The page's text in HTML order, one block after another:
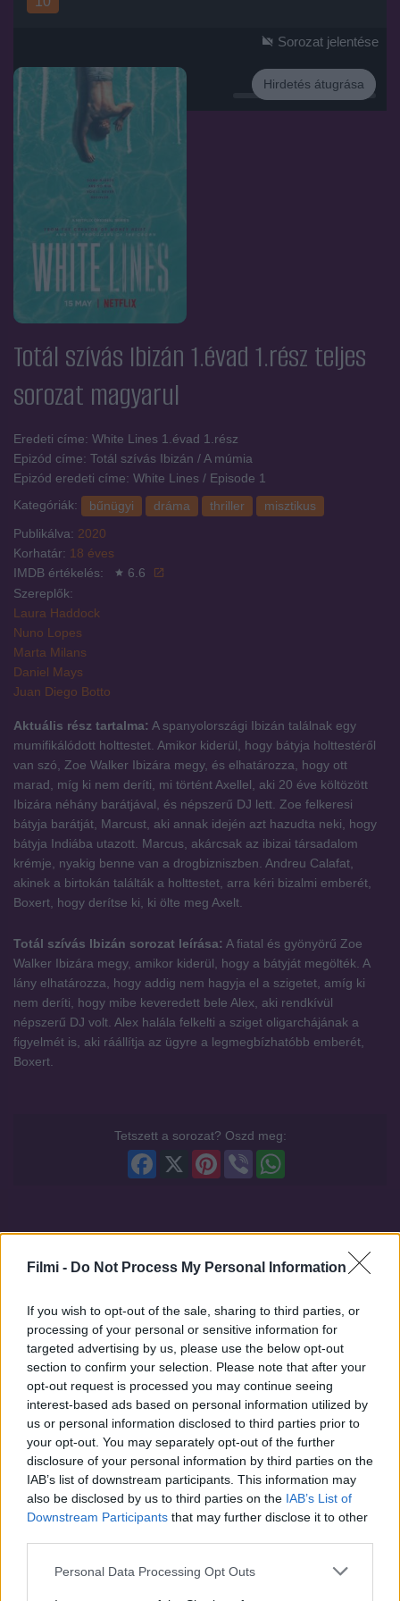
Filmi - Do Not Process My Personal Information
If you wish to opt-out of the sale, sharing to third parties, or
processing of your personal or sensitive information for
targeted advertising by us, please use the below opt-out
section to confirm your selection. Please note that after your
opt-out request is processed you may continue seeing
interest-based ads based on personal information utilized by
us or personal information disclosed to third parties prior to
your opt-out. You may separately opt-out of the further
disclosure of your personal information by third parties on the
IAB’s list of downstream participants. This information may
also be disclosed by us to third parties on the IAB’s List of
Downstream Participants that may further disclose it to other
Personal Data Processing Opt Outs
Hirdetés átugrása
Sorozat jelentése
Totál szívás Ibizán 1.évad 1.rész teljes
sorozat magyarul
Eredeti címe: White Lines 1.évad 1.rész
Epizód címe: Totál szívás Ibizán / A múmia
Epizód eredeti címe: White Lines / Episode 1
Kategóriák:
bűnügyi dráma thriller
misztikus
Publikálva: 2020
Korhatár: 18 éves
IMDB értékelés:
6.6
Szereplők:
Laura Haddock
Nuno Lopes
Marta Milans
Daniel Mays
Juan Diego Botto
Aktuális rész tartalma: A spanyolországi Ibizán találnak egy
mumifikálódott holttestet. Amikor kiderül, hogy bátyja holttestéről
van szó, Zoe Walker Ibizára megy, és elhatározza, hogy ott
marad, míg ki nem deríti, mi történt Axellel, aki 20 éve költözött
Ibizára néhány barátjával, és népszerű DJ lett. Zoe felkeresi
bátyja barátját, Marcust, aki annak idején azt hazudta neki, hogy
bátyja Indiába utazott. Marcus, akárcsak az ibizai társadalom
krémje, nyakig benne van a drogbizniszben. Andreu Calafat,
akinek a birtokán találták a holttestet, arra kéri bizalmi emberét,
Boxert, hogy derítse ki, ki ölte meg Axelt.
Totál szívás Ibizán sorozat leírása: A fiatal és gyönyörű Zoe
Walker Ibizára megy, amikor kiderül, hogy a bátyját megölték. A
lány elhatározza, hogy addig nem hagyja el a szigetet, amíg ki
nem deríti, hogy mibe keveredett bele Alex, aki rendkívül
népszerű DJ volt. Alex halála felkelti a sziget oligarchájának a
figyelmét is, aki ráállítja az ügyre a legmegbízhatóbb emberét,
Boxert.
Tetszett a sorozat? Oszd meg:
Viber
Pinterest
Facebook
SOROZAT